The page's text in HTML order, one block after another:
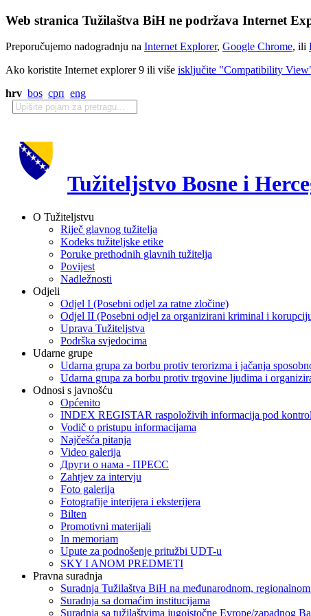
Web stranica Tužilaštva BiH ne podržava Internet
Preporučujemo nadogradnju na Internet Explorer, Google Chrome, ili
Ako koristite Internet explorer 9 ili više isključite "Compatibility
hrv bos срп eng
Tužiteljstvo Bosne i
O Tužiteljstvu
Riječ glavnog tužitelja
Kodeks tužiteljske etike
Poruke prethodnih glavnih tužitelja
Povijest
Nadležnosti
Odjeli
Odjel I (Posebni odjel za ratne zločine)
Odjel II (Posebni odjel za organizirani kriminal i
Uprava Tužiteljstva
Podrška svjedocima
Udarne grupe
Udarna grupa za borbu protiv terorizma i jačanja
Udarna grupa za borbu protiv trgovine ljudima i
Odnosi s javnošću
Općenito
INDEX REGISTAR raspoloživih informacija pod
Vodič o pristupu informacijama
Najčešća pitanja
Video galerija
Други о нама - ПРЕСC
Zahtjev za intervju
Foto galerija
Fotografije interijera i eksterijera
Bilten
Promotivni materijali
In memoriam
Upute za podnošenje pritužbi UDT-u
SKY I ANOM PREDMETI
Pravna suradnja
Suradnja Tužilaštva BiH na međunarodnom,
Suradnja sa domaćim institucijama
Suradnja sa tužilaštvima jugoistočne Evrope/zapadnog